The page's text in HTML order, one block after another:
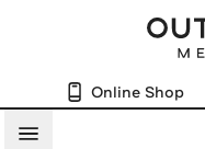
Online Shop